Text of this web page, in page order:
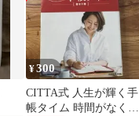
¥300
CITTA式 人生が輝く手
帳タイム 時間がなくて